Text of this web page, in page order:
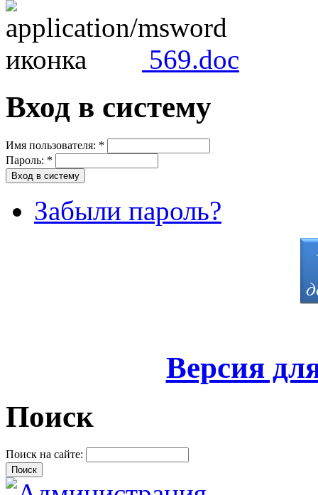
569.doc
Вход в систему
Имя пользователя: *
Пароль: *
Забыли пароль?
Версия
Поиск
Поиск на сайте: